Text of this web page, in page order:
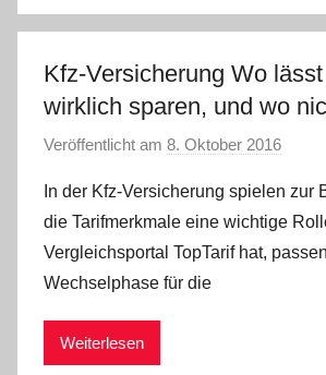
Kfz-Versicherung Wo
wirklich sparen, und wo
Veröffentlicht am 8. Oktober 2016
n
C
W
In der Kfz-Versicherung spielen zur
die Tarifmerkmale eine wichtige
Vergleichsportal TopTarif hat,
Wechselphase für die
Weiterlesen